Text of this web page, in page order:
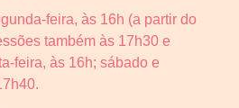
feira, às 16h (a partir do
também às 17h30 e
feira, às 16h; sábado e